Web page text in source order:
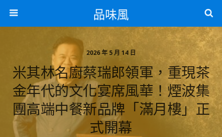
品味風
2026 年 5 月 14 日
米其林名廚蔡瑞郎領軍，重現茶
金年代的文化宴席風華！煙波集
團高端中餐新品牌「滿月樓」正
式開幕